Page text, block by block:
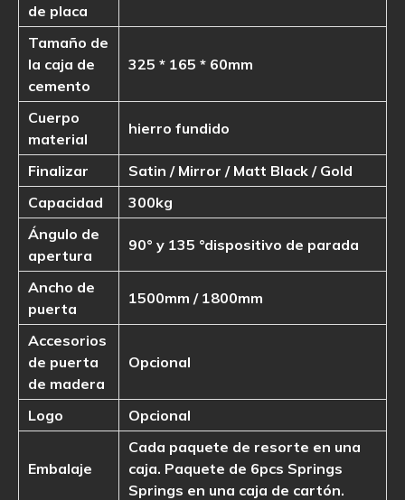
de placa
Tamaño de
la caja de
cemento
325 * 165 * 60mm
Cuerpo
material
hierro fundido
Finalizar
Satin / Mirror / Matt Black / Gold
Capacidad
300kg
Ángulo de
apertura
90° y 135 °dispositivo de parada
Ancho de
puerta
1500mm / 1800mm
Accesorios
de puerta
de madera
Opcional
Logo Opcional
Embalaje
Cada paquete de resorte en una
caja. Paquete de 6pcs Springs
Springs en una caja de cartón.